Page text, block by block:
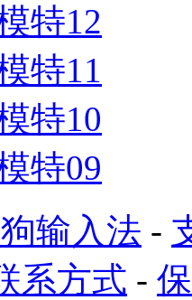
特12
特11
特10
特09
输入法 -
系方式 -